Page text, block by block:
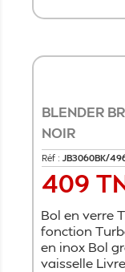
BLENDER
NOIR
Réf : JB3060BK/
Prix
409
Bol en verre
fonction
en inox Bol
vaisselle